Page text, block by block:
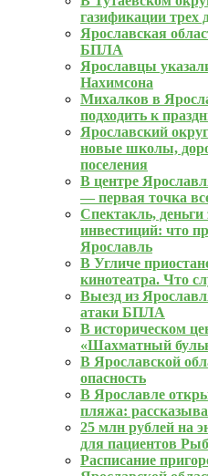
газификации трех
Ярославская
БПЛА
Ярославцы
Нахимсона
Михалков в
подходить к
Ярославский
новые школы,
поселения
В центре
— первая точка
Спектакль, деньги
инвестиций: что
Ярославль
В Угличе
кинотеатра. Что
Выезд из
атаки БПЛА
В историческом
«Шахматный
В Ярославской
опасность
В Ярославле
пляжа:
25 млн рублей на
для пациентов
Расписание